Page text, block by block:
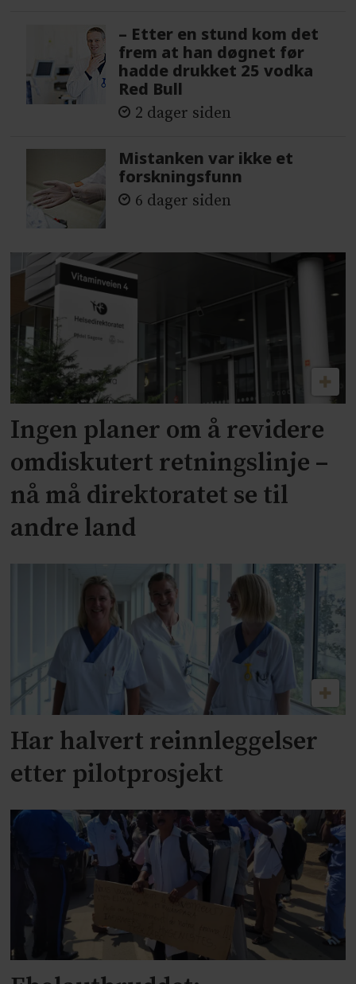
– Etter en stund kom det
frem at han døgnet før
hadde drukket 25 vodka
Red Bull
2 dager siden
Mistanken var ikke et
forskningsfunn
6 dager siden
Ingen planer om å revidere
omdiskutert retningslinje –
nå må direktoratet se til
andre land
Har halvert reinnleggelser
etter pilotprosjekt